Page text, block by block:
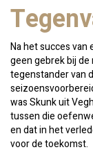
Na het succes
geen gebrek bij de
tegenstander van
was Skunk uit
tussen die
en dat in het
voor de toekomst.